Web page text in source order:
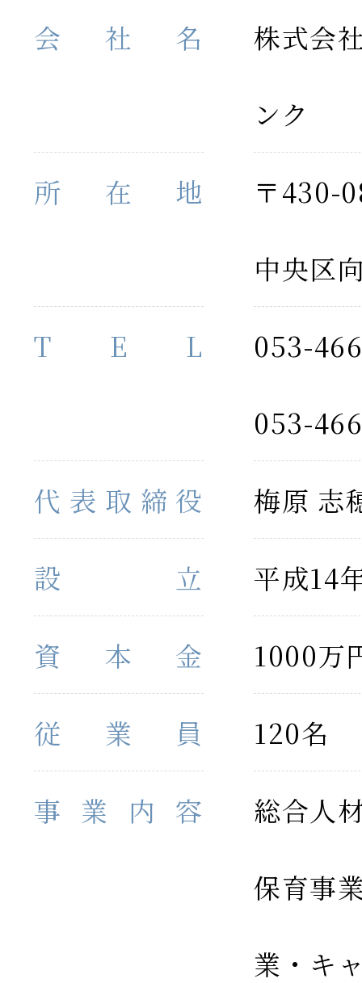
会社名 株式会
ンク
所在地 〒430-
中央区
T E L 053-
053-
代表取締役 梅原 志
設立 平成14
資本金 1000万
従業員 120名
事業内容 総合人
保育事
業・キ